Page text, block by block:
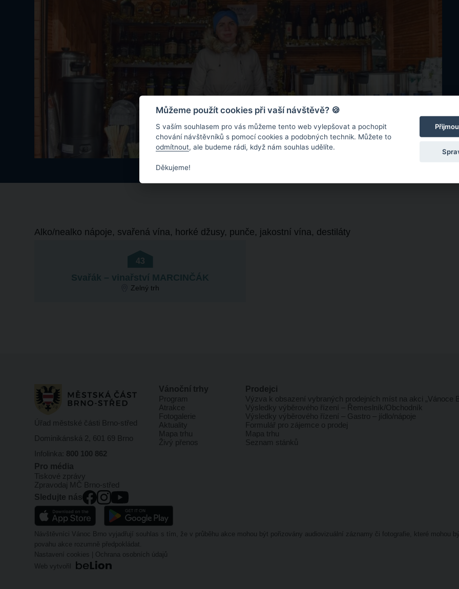
Alko/nealko nápoje, svařená vína, horké džusy, punče, jakostní vína, destiláty
43
Svařák – vinařství MARCINČÁK
Zelný trh
Úřad městské části Brno-střed
Dominikánská 2, 601 69 Brno
Infolinka: 800 100 862
Vánoční trhy
Program
Atrakce
Fotogalerie
Aktuality
Mapa trhu
Živý přenos
Prodejci
Výzva k obsazení vybraných prodejních míst na akci „Vánoce
Výsledky výběrového řízení – Řemeslník/Obchodník
Výsledky výběrového řízení – Gastro – jídlo/nápoje
Formulář pro zájemce o prodej
Mapa trhu
Seznam stánků
Pro média
Tiskové zprávy
Zpravodaj MČ Brno-střed
Sledujte nás
Návštěvníci Vánoc Brno vyjadřují souhlas s tím, že v průběhu akce mohou být pořizovány audiovizuální záznamy či fotografie, které mohou
povahu akce rozumně předpokládat.
Nastavení cookies
Ochrana osobních údajů
Web vytvořil
Můžeme použít cookies při vaší návštěvě? 🍪
S vaším souhlasem pro vás můžeme tento web vylepšovat a pochopit
chování návštěvníků s pomocí cookies a podobných technik. Můžete to
odmítnout, ale budeme rádi, když nám souhlas udělíte.
Děkujeme!